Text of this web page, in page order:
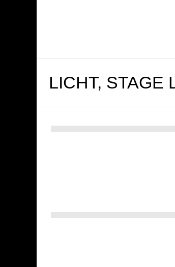
LICHT, STAGE